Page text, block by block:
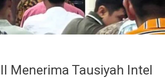
Menerima Tausiyah Intel